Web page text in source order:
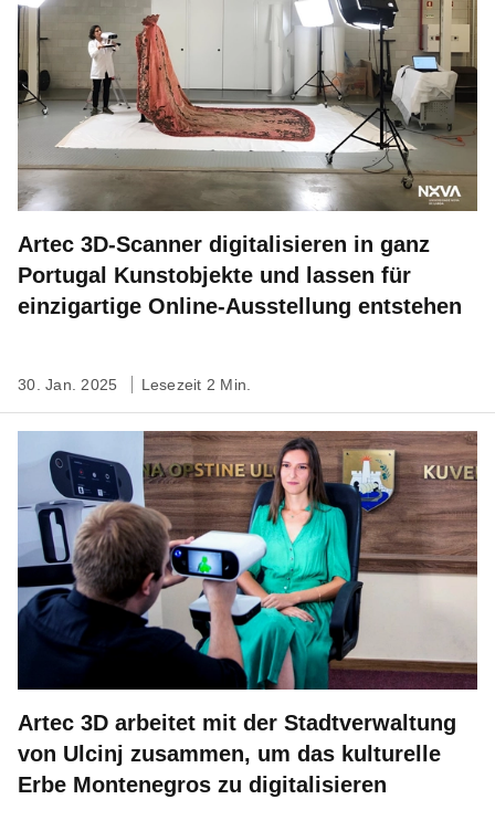
Artec 3D-Scanner digitalisieren in ganz
Portugal Kunstobjekte und lassen für
einzigartige Online-Ausstellung entstehen
30. Jan. 2025 Lesezeit 2 Min.
Artec 3D arbeitet mit der Stadtverwaltung
von Ulcinj zusammen, um das kulturelle
Erbe Montenegros zu digitalisieren